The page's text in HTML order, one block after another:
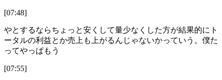
[07:48]
やとするならちょっと安くして量少なくした方が結果的にト
ータルの利益とか売上も上がるんじゃないかっていう。僕た
ってやっぱもう
[07:55]